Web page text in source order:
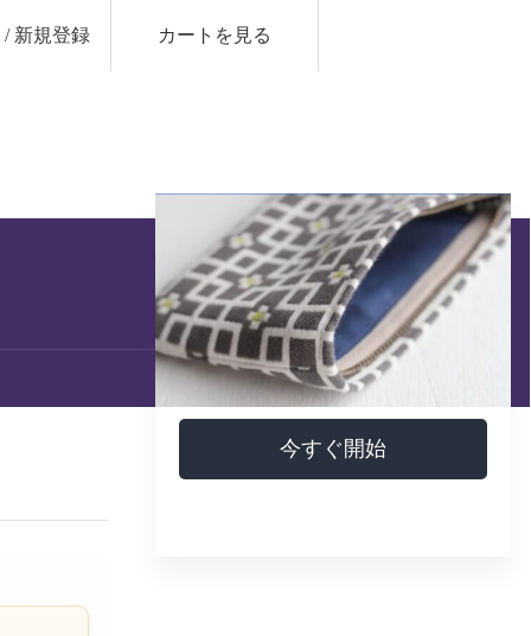
新規登録 カートを見る
今すぐ開始